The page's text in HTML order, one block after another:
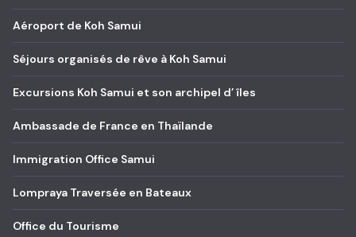
Aéroport de Koh Samui
Séjours organisés de rêve à Koh Samui
Excursions Koh Samui et son archipel d’ îles
Ambassade de France en Thaïlande
Immigration Office Samui
Lompraya Traversée en Bateaux
Office du Tourisme